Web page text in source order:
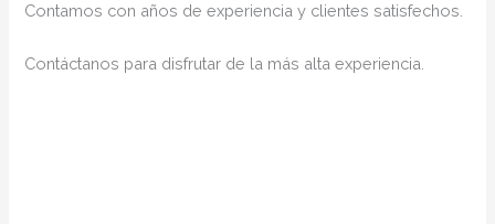
Contamos con años de experiencia y clientes satisfechos.
Contáctanos para disfrutar de la más alta experiencia.